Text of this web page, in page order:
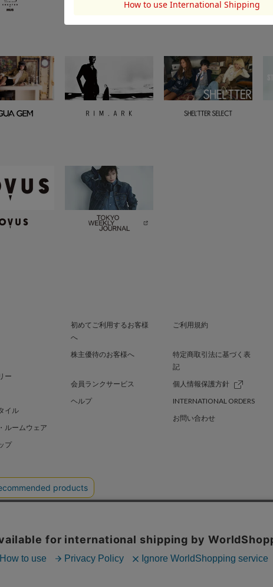
ー
イル
ルームウェア
プ
初めてご利用するお客様
へ
ご利用規約
株主優待のお客様へ
特定商取引法に基づく表
記
会員ランクサービス
個人情報保護方針
ヘルプ
INTERNATIONAL ORDERS
お問い合わせ
SHEL’TTER GREEN 採用情報
RESERVED.